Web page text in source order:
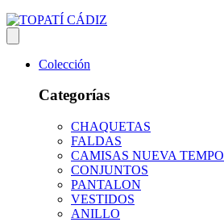
Colección
Categorías
CHAQUETAS
FALDAS
CAMISAS NUEVA
CONJUNTOS
PANTALON
VESTIDOS
ANILLO